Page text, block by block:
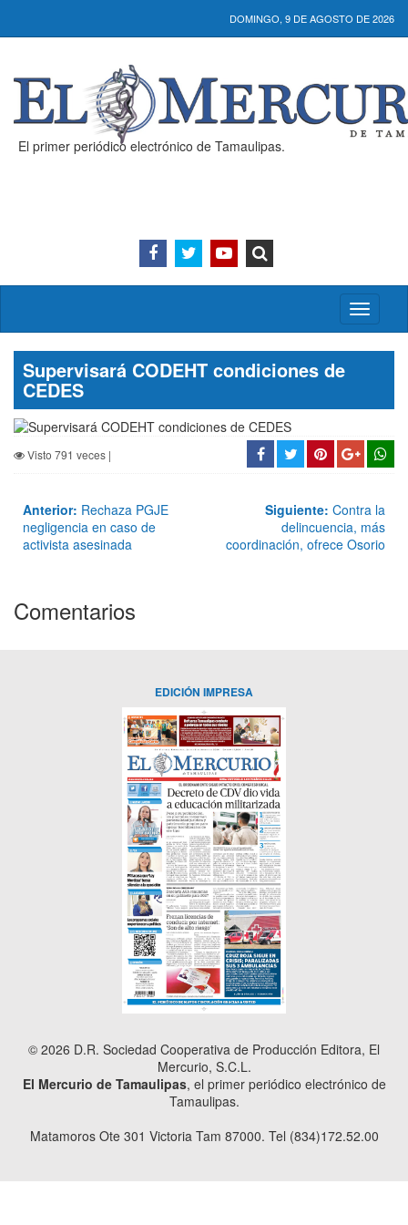
DOMINGO, 9 DE AGOSTO DE 2026
El primer periódico electrónico de Tamaulipas.
Activar/
menú
Supervisará CODEHT condiciones de
CEDES
Visto 791 veces |
Anterior: Rechaza PGJE
negligencia en caso de
activista asesinada
Siguiente: Contra la
delincuencia, más
coordinación, ofrece Osorio
Comentarios
EDICIÓN IMPRESA
© 2026 D.R. Sociedad Cooperativa de Producción Editora, El
Mercurio, S.C.L.
El Mercurio de Tamaulipas, el primer periódico electrónico de
Tamaulipas.
Matamoros Ote 301 Victoria Tam 87000. Tel (834)172.52.00